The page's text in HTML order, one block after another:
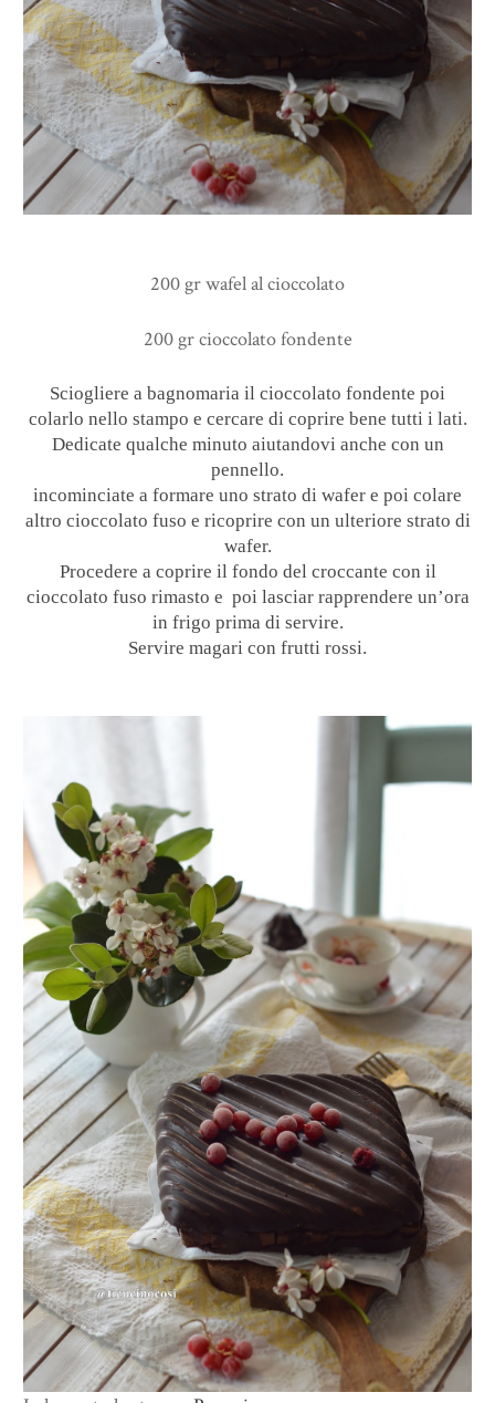
200 gr wafel al cioccolato
200 gr cioccolato fondente
Sciogliere a bagnomaria il cioccolato fondente poi
colarlo nello stampo e cercare di coprire bene tutti i lati.
Dedicate qualche minuto aiutandovi anche con un
pennello.
incominciate a formare uno strato di wafer e poi colare
altro cioccolato fuso e ricoprire con un ulteriore strato di
wafer.
Procedere a coprire il fondo del croccante con il
cioccolato fuso rimasto e poi lasciar rapprendere un’ora
in frigo prima di servire.
Servire magari con frutti rossi.